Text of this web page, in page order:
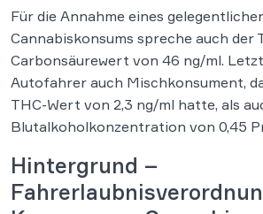
Für die Annahme eines
Cannabiskonsums spreche auch der
Carbonsäurewert von 46 ng/ml.
Autofahrer auch Mischkonsument,
THC-Wert von 2,3 ng/ml hatte, als
Blutalkoholkonzentration von 0,45
Hintergrund –